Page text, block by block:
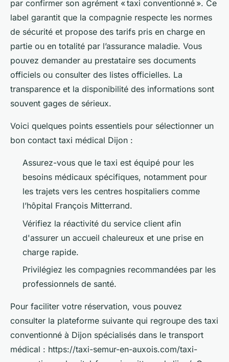
par confirmer son agrément « taxi conventionné ». Ce
label garantit que la compagnie respecte les normes
de sécurité et propose des tarifs pris en charge en
partie ou en totalité par l’assurance maladie. Vous
pouvez demander au prestataire ses documents
officiels ou consulter des listes officielles. La
transparence et la disponibilité des informations sont
souvent gages de sérieux.
Voici quelques points essentiels pour sélectionner un
bon contact taxi médical Dijon :
Assurez-vous que le taxi est équipé pour les
besoins médicaux spécifiques, notamment pour
les trajets vers les centres hospitaliers comme
l’hôpital François Mitterrand.
Vérifiez la réactivité du service client afin
d'assurer un accueil chaleureux et une prise en
charge rapide.
Privilégiez les compagnies recommandées par les
professionnels de santé.
Pour faciliter votre réservation, vous pouvez
consulter la plateforme suivante qui regroupe des taxi
conventionné à Dijon spécialisés dans le transport
médical : https://taxi-semur-en-auxois.com/taxi-